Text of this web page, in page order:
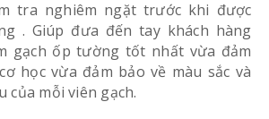
tra nghiêm ngặt trước khi được
. Giúp đưa đến tay khách hàng
gạch ốp tường tốt nhất vừa đảm
học vừa đảm bảo về màu sắc và
của mỗi viên gạch.